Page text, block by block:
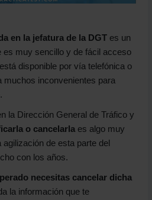
en la jefatura de la DGTes un
es muy sencillo y de fácil acceso
disponible por vía telefónica o
muchos inconvenientes para
la Dirección General de Tráfico y
o cancelarlaes algo muy
de esta parte del
con los años.
necesitas cancelar dicha
la información que te